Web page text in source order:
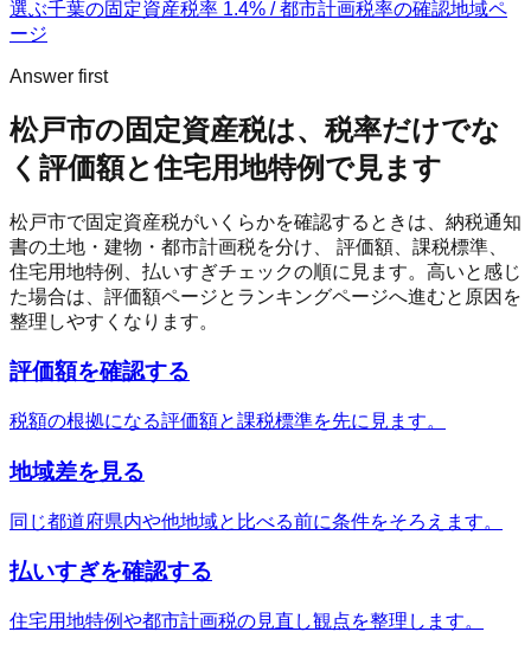
選ぶ千葉の固定資産税率 1.4% / 都市計画税率の確認地域ペ
ージ
Answer first
松戸市の固定資産税は、税率だけでな
く評価額と住宅用地特例で見ます
松戸市で固定資産税がいくらかを確認するときは、納税通知
書の土地・建物・都市計画税を分け、 評価額、課税標準、
住宅用地特例、払いすぎチェックの順に見ます。高いと感じ
た場合は、評価額ページとランキングページへ進むと原因を
整理しやすくなります。
評価額を確認する
税額の根拠になる評価額と課税標準を先に見ます。
地域差を見る
同じ都道府県内や他地域と比べる前に条件をそろえます。
払いすぎを確認する
住宅用地特例や都市計画税の見直し観点を整理します。